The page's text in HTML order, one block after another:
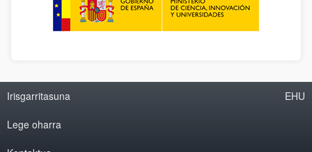
Irisgarritasuna
Lege oharra
EHU